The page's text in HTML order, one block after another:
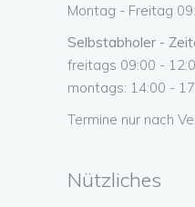
Montag - Freitag
Selbstabholer -
freitags 09:00 -
montags: 14:00 -
Termine nur nach
Nützliches